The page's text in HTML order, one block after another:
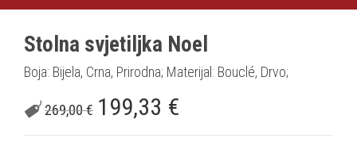
Stolna svjetiljka Noel
Boja: Bijela, Crna, Prirodna; Materijal: Bouclé, Drvo;
269,00€ 199,33 €